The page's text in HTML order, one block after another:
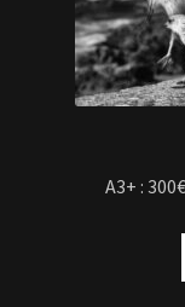
A3+ :